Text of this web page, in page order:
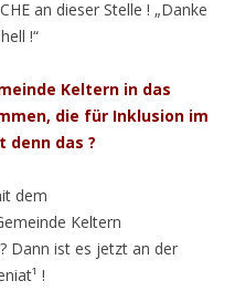
an dieser Stelle ! „Danke
!“
Keltern in das
die für Inklusion im
denn das ?
dem
Keltern
Dann ist es jetzt an der
!